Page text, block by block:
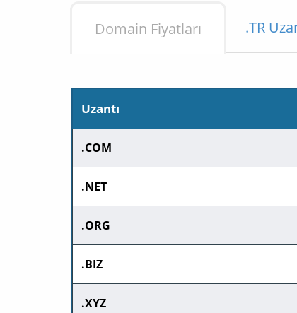
Domain Fiyatları .TR
Uzantı
.COM
.NET
.ORG
.BIZ
.XYZ